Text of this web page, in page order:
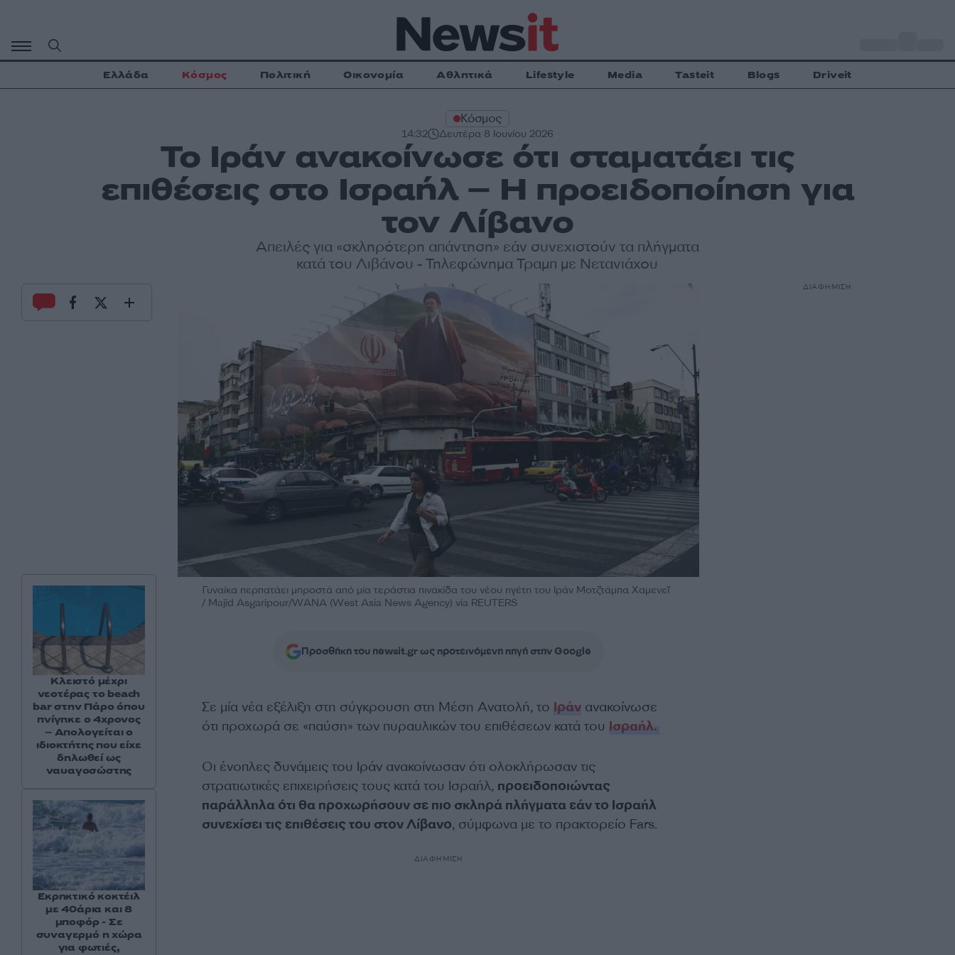
περιεχόμενο
Ελλάδα Κόσμος Πολιτική Οικονομία Αθλητικά Lifestyle Media Tasteit Blogs Driveit
Κόσμος
14:32 Δευτέρα 8 Ιουνίου 2026
Το Ιράν ανακοίνωσε ότι σταματάει τις
επιθέσεις στο Ισραήλ – Η προειδοποίηση για
τον Λίβανο
Απειλές για «σκληρότερη απάντηση» εάν συνεχιστούν τα πλήγματα
κατά του Λιβάνου - Τηλεφώνημα Τραμπ με Νετανιάχου
Γυναίκα περπατάει μπροστά από μία τεράστια πινακίδα του νέου ηγέτη του Ιράν Μοτζτάμπα Χαμενεΐ
/ Majid Asgaripour/WANA (West Asia News Agency) via REUTERS
Προσθήκη του newsit.gr ως προτεινόμενη πηγή στην Google
Σε μία νέα εξέλιξη στη σύγκρουση στη Μέση Ανατολή, το Ιράνανακοίνωσε
ότι προχωρά σε «παύση» των πυραυλικών του επιθέσεων κατά του Ισραήλ.
Οι ένοπλες δυνάμεις του Ιράν ανακοίνωσαν ότι ολοκλήρωσαν τις
στρατιωτικές επιχειρήσεις τους κατά του Ισραήλ, προειδοποιώντας
παράλληλα ότι θα προχωρήσουν σε πιο σκληρά πλήγματα εάν το Ισραήλ
συνεχίσει τις επιθέσεις του στον Λίβανο, σύμφωνα με το πρακτορείο Fars.
ΔΙΑΦΗΜΙΣΗ
Κλειστό μέχρι
νεοτέρας το beach
bar στην Πάρο όπου
πνίγηκε ο 4χρονος
– Απολογείται ο
ιδιοκτήτης που είχε
δηλωθεί ως
ναυαγοσώστης
Εκρηκτικό κοκτέιλ
με 40άρια και 8
μποφόρ - Σε
συναγερμό η χώρα
για φωτιές,
ΔΙΑΦΗΜΙΣΗ